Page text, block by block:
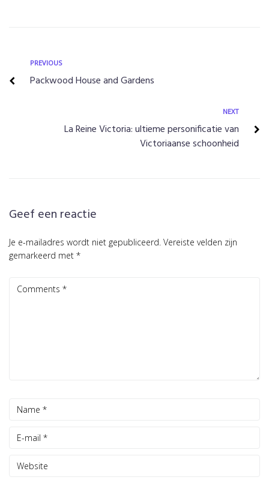
Bericht
navigatie
Previous
PREVIOUS
Packwood House and Gardens
NEXT
La Reine Victoria: ultieme personificatie van
Victoriaanse schoonheid
Geef een reactie
Je e-mailadres wordt niet gepubliceerd. Vereiste velden zijn
gemarkeerd met *